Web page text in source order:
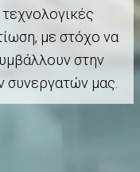
με στόχο να
στην
συνεργατών μας.